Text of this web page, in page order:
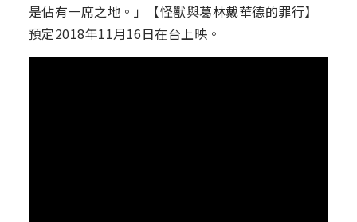
是佔有一席之地。」【怪獸與葛林戴華德的罪行】
預定2018年11月16日在台上映。